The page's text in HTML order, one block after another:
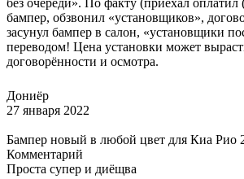
бампер, обзвонил «установщиков»,
засунул бампер в салон, «установщики
переводом! Цена установки может
договорённости и осмотра.
Дониёр
27 января 2022
Бампер новый в любой цвет для Киа Рио
Комментарий
Проста супер и диёщва